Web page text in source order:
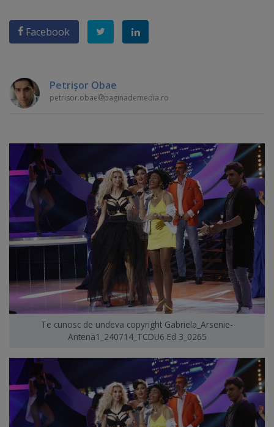
Facebook
Petrişor Obae
petrisor.obae paginademedia.ro
Te cunosc de undeva copyright Gabriela_Arsenie-
Antena1_240714_TCDU6 Ed 3_0265